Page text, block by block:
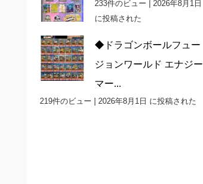
233件のビュー
2026年8月1日
に投稿された
◆ドラゴンボールフュー
ジョンワールド エナジー
マー...
219件のビュー 2026年8月1日 に投稿された